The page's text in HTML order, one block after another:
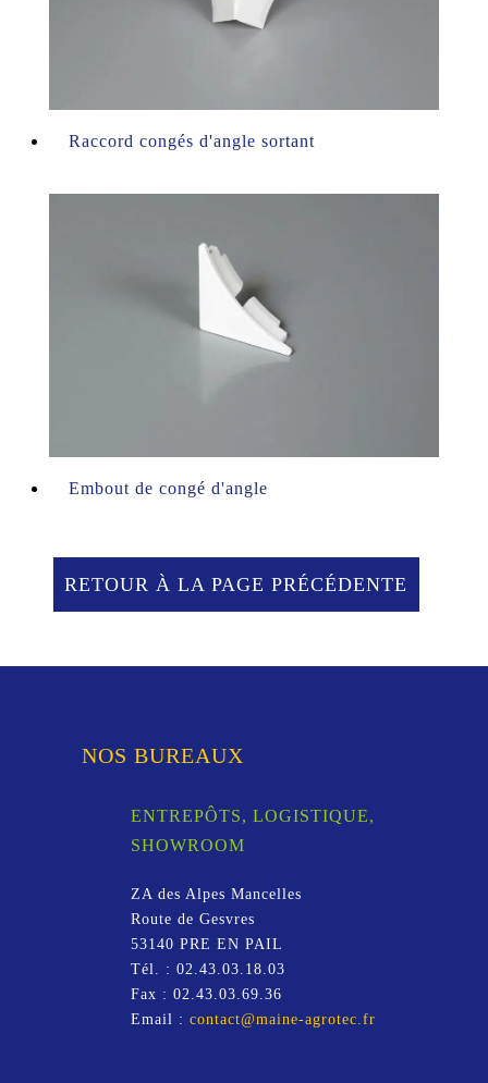
Raccord congés d'angle sortant
Embout de congé d'angle
RETOUR À LA PAGE PRÉCÉDENTE
NOS BUREAUX
ENTREPÔTS, LOGISTIQUE,
SHOWROOM
ZA des Alpes Mancelles
Route de Gesvres
53140 PRE EN PAIL
Tél. : 02.43.03.18.03
Fax : 02.43.03.69.36
Email : contact@maine-agrotec.fr